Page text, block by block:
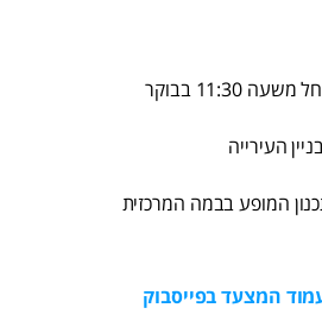
העירייה
המופע בבמה המרכזית
המצעד בפייסבוק